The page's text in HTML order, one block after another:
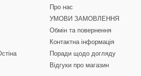
Про нас
УМОВИ ЗАМОВЛЕННЯ
Обмін та повернення
Контактна інформація
Поради щодо догляду
Відгуки про магазин